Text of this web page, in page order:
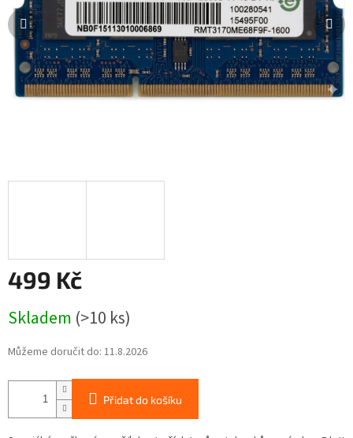
499 Kč
cena:
Skladem (>10 ks)
Můžeme doručit do: 11.8.2026
Přidat do košíku